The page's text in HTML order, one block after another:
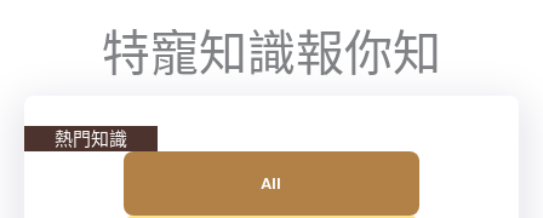
特寵知識報你知
熱門知識
All